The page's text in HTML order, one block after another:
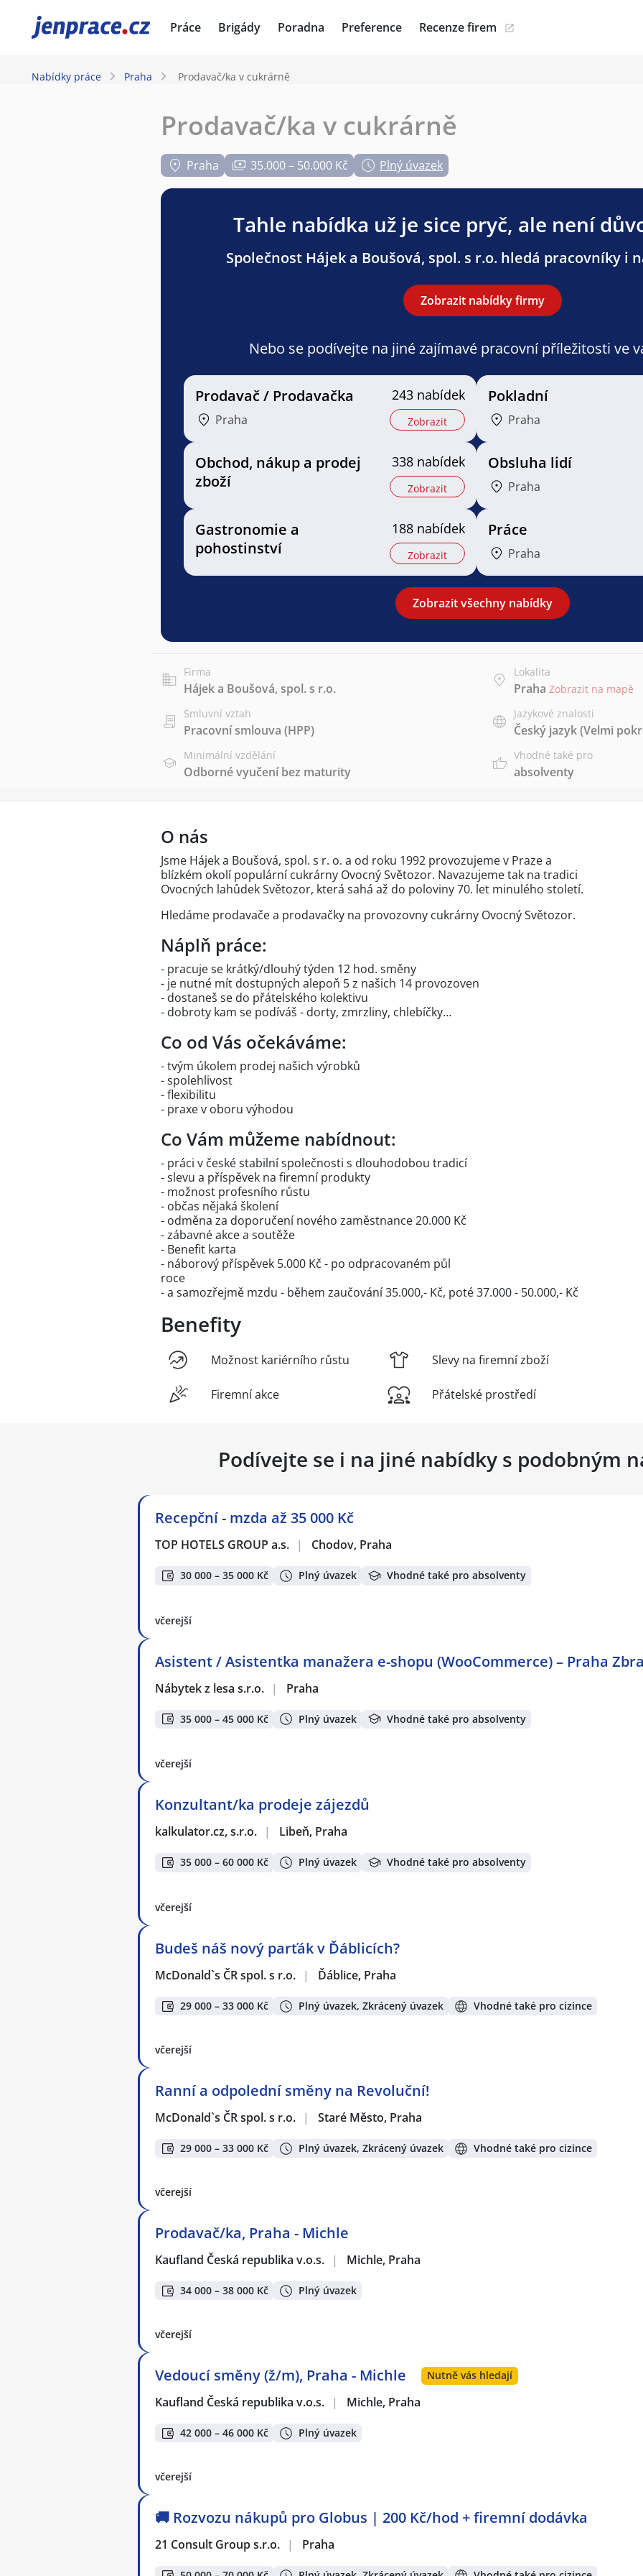
JenPráce.cz Práce Brigády Poradna Preference Recenze firem
Nabídky práce Praha Prodavač/ka v cukrárně
Prodavač/ka v cukrárně
Praha 35.000 – 50.000 Kč Plný úvazek
Tahle nabídka už je sice pryč, ale není
Společnost Hájek a Boušová, spol. s r.o. hledá pracovníky i
Zobrazit nabídky firmy
Nebo se podívejte na jiné zajímavé pracovní příležitosti ve
Prodavač / Prodavačka
Praha
243 nabídek
Zobrazit
Pokladní
Praha
Obchod, nákup a prodej
zboží
338 nabídek
Zobrazit
Obsluha lidí
Praha
Gastronomie a
pohostinství
188 nabídek
Zobrazit
Práce
Praha
Zobrazit všechny nabídky
Firma
Hájek a Boušová, spol. s r.o.
Lokalita
Praha Zobrazit na mapě
Smluvní vztah
Pracovní smlouva (HPP)
Jazykové znalosti
Český jazyk(Velmi
Minimální vzdělání
Odborné vyučení bez maturity
Vhodné také pro
absolventy
O nás
Jsme Hájek a Boušová, spol. s r. o. a od roku 1992 provozujeme v Praze a
blízkém okolí populární cukrárny Ovocný Světozor. Navazujeme tak na tradici
Ovocných lahůdek Světozor, která sahá až do poloviny 70. let minulého století.
Hledáme prodavače a prodavačky na provozovny cukrárny Ovocný Světozor.
Náplň práce:
- pracuje se krátký/dlouhý týden 12 hod. směny
- je nutné mít dostupných alepoň 5 z našich 14 provozoven
- dostaneš se do přátelského kolektivu
- dobroty kam se podíváš - dorty, zmrzliny, chlebíčky…
Co od Vás očekáváme:
- tvým úkolem prodej našich výrobků
- spolehlivost
- flexibilitu
- praxe v oboru výhodou
Co Vám můžeme nabídnout:
- práci v české stabilní společnosti s dlouhodobou tradicí
- slevu a příspěvek na firemní produkty
- možnost profesního růstu
- občas nějaká školení
- odměna za doporučení nového zaměstnance 20.000 Kč
- zábavné akce a soutěže
- Benefit karta
- náborový příspěvek 5.000 Kč - po odpracovaném půl
roce
- a samozřejmě mzdu - během zaučování 35.000,- Kč, poté 37.000 - 50.000,- Kč
Benefity
Možnost kariérního růstu
Firemní akce
Slevy na firemní zboží
Přátelské prostředí
Podívejte se i na jiné nabídky s podobným
Recepční - mzda až 35 000 Kč
TOP HOTELS GROUP a.s. | Chodov, Praha
30 000 – 35 000 Kč Plný úvazek Vhodné také pro absolventy
včerejší
Asistent / Asistentka manažera e-shopu (WooCommerce) – Praha
Nábytek z lesa s.r.o. | Praha
35 000 – 45 000 Kč Plný úvazek Vhodné také pro absolventy
včerejší
Konzultant/ka prodeje zájezdů
kalkulator.cz, s.r.o. | Libeň, Praha
35 000 – 60 000 Kč Plný úvazek Vhodné také pro absolventy
včerejší
Budeš náš nový parťák v Ďáblicích?
McDonald`s ČR spol. s r.o. | Ďáblice, Praha
29 000 – 33 000 Kč Plný úvazek, Zkrácený úvazek Vhodné také pro cizince
včerejší
Ranní a odpolední směny na Revoluční!
McDonald`s ČR spol. s r.o. | Staré Město, Praha
29 000 – 33 000 Kč Plný úvazek, Zkrácený úvazek Vhodné také pro cizince
včerejší
Prodavač/ka, Praha - Michle
Kaufland Česká republika v.o.s. | Michle, Praha
34 000 – 38 000 Kč Plný úvazek
včerejší
Vedoucí směny (ž/m), Praha - Michle Nutně vás hledají
Kaufland Česká republika v.o.s. | Michle, Praha
42 000 – 46 000 Kč Plný úvazek
včerejší
🚚 Rozvozu nákupů pro Globus | 200 Kč/hod + firemní dodávka
21 Consult Group s.r.o. | Praha